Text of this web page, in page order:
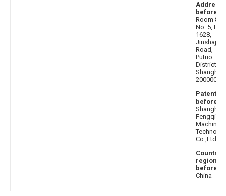
Address
before
Room
No. 5,
1628,
Road,
Putuo
District,
Shanghai,
200000
Patentee
before
Shanghai
Fengqi
Machinery
Co.,Ltd.
Country
region
before
China